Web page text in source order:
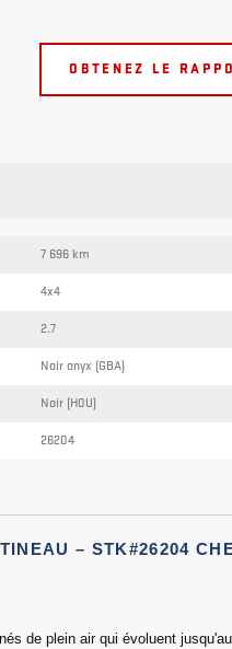
OBTENEZ LE
7 696 km
4x4
2.7
Noir onyx (GBA)
Noir (H0U)
26204
– STK#26204
de plein air qui évoluent